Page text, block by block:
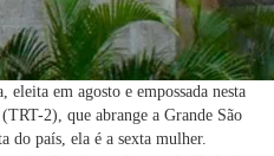
em agosto e empossada nesta
(TRT-2), que abrange a Grande São
do país, ela é a sexta mulher.